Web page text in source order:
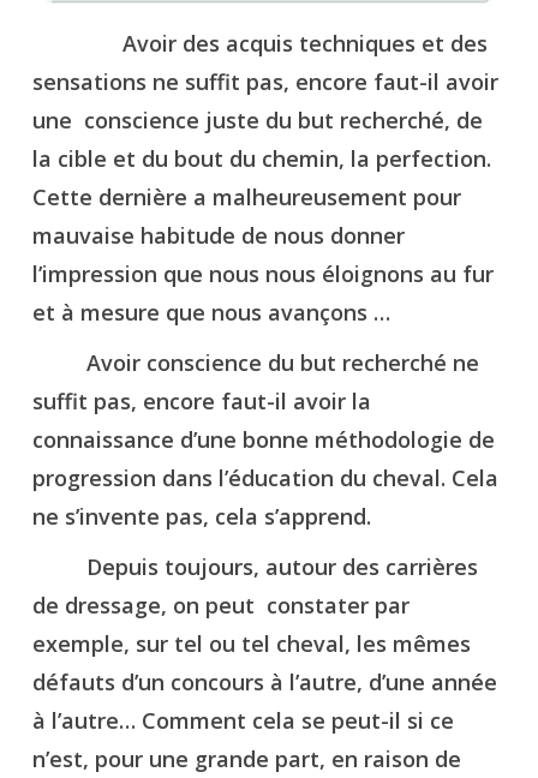
Avoir des acquis techniques et des
sensations ne suffit pas, encore faut-il avoir
une conscience juste du but recherché, de
la cible et du bout du chemin, la perfection.
Cette dernière a malheureusement pour
mauvaise habitude de nous donner
l’impression que nous nous éloignons au fur
et à mesure que nous avançons …
Avoir conscience du but recherché ne
suffit pas, encore faut-il avoir la
connaissance d’une bonne méthodologie de
progression dans l’éducation du cheval. Cela
ne s’invente pas, cela s’apprend.
Depuis toujours, autour des carrières
de dressage, on peut constater par
exemple, sur tel ou tel cheval, les mêmes
défauts d’un concours à l’autre, d’une année
à l’autre… Comment cela se peut-il si ce
n’est, pour une grande part, en raison de